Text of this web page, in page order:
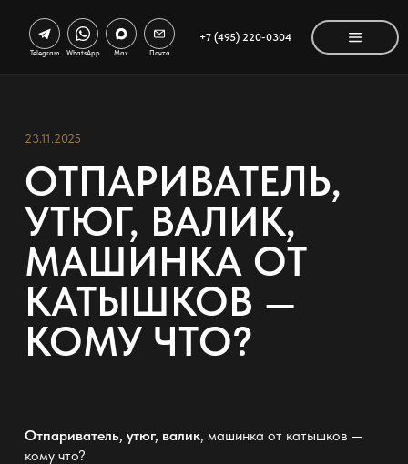
+7 (495) 220-0304
Telegram WhatsApp Max Почта
23.11.2025
ОТПАРИВАТЕЛЬ,
УТЮГ, ВАЛИК,
МАШИНКА ОТ
КАТЫШКОВ —
КОМУ ЧТО?
Отпариватель, утюг, валик, машинка от катышков —
кому что?